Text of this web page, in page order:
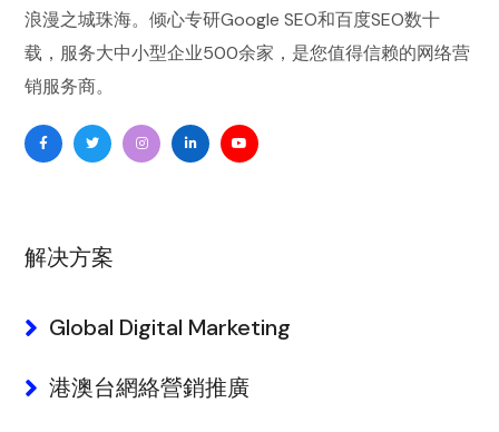
浪漫之城珠海。倾心专研Google SEO和百度SEO数十
载，服务大中小型企业500余家，是您值得信赖的网络营
销服务商。
解决方案
Global Digital Marketing
港澳台網絡營銷推廣